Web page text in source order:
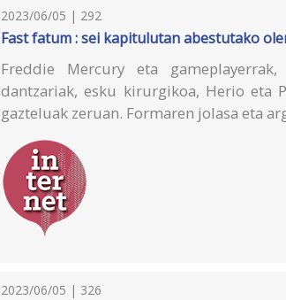
2023/06/05 | 292
Fast fatum : sei kapitulutan abestutako
Freddie Mercury eta
dantzariak, esku kirurgikoa, Herio eta
gazteluak zeruan. Formaren jolasa eta
2023/06/05 | 326